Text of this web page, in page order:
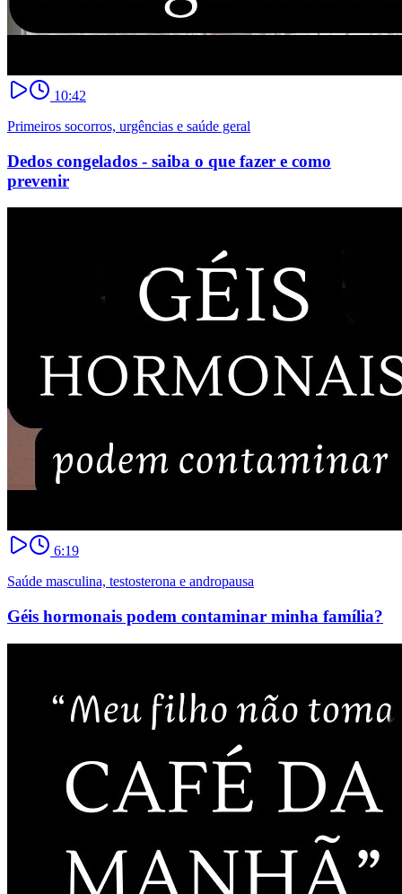
10:42
Primeiros socorros, urgências e saúde geral
Dedos congelados - saiba o que fazer e como
prevenir
6:19
Saúde masculina, testosterona e andropausa
Géis hormonais podem contaminar minha família?